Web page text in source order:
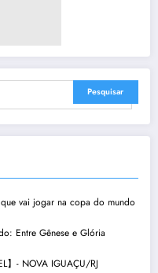
vai jogar na copa do mundo
Entre Gênese e Glória
】- NOVA IGUAÇU/RJ